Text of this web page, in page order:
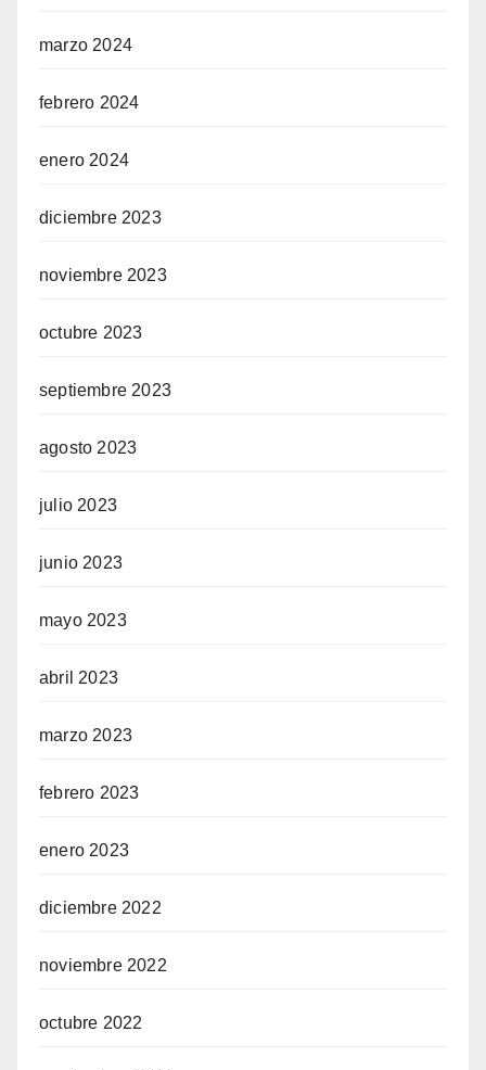
marzo 2024
febrero 2024
enero 2024
diciembre 2023
noviembre 2023
octubre 2023
septiembre 2023
agosto 2023
julio 2023
junio 2023
mayo 2023
abril 2023
marzo 2023
febrero 2023
enero 2023
diciembre 2022
noviembre 2022
octubre 2022